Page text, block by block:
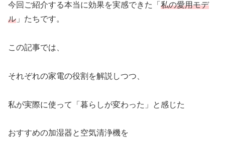
今回ご紹介する本当に効果を実感できた「 私の愛用モデ
ル 」たちです。
この記事では、
それぞれの家電の役割を解説しつつ、
私が実際に使って「暮らしが変わった」と感じた
おすすめの加湿器と空気清浄機を